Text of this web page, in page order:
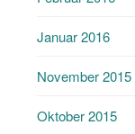
Januar 2016
November 2015
Oktober 2015